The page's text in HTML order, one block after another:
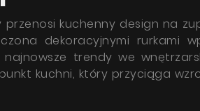
kuchenny design na
dekoracyjnymi rurkami
trendy we
kuchni, który przyciąga